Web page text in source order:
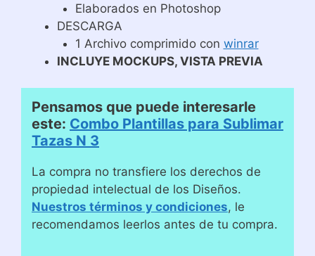
Elaborados en Photoshop
DESCARGA
1 Archivo comprimido con winrar
INCLUYE MOCKUPS, VISTA PREVIA
Pensamos que puede interesarle
este: Combo Plantillas para Sublimar
Tazas N 3
La compra no transfiere los derechos de
propiedad intelectual de los Diseños.
Nuestros términos y condiciones, le
recomendamos leerlos antes de tu compra.